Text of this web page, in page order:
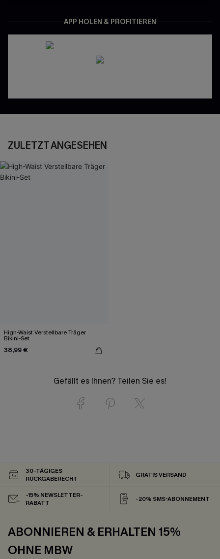
APP HOLEN & PROFITIEREN
ZULETZT ANGESEHEN
High-Waist Verstellbare Träger
Bikini-Set
38,99 €
Gefällt es Ihnen? Teilen Sie es!
30-TÄGIGES
RÜCKGABERECHT
GRATIS VERSAND
-15% NEWSLETTER-
RABATT
-20% SMS-ABONNEMENT
ABONNIEREN & ERHALTEN 15%
OHNE MBW